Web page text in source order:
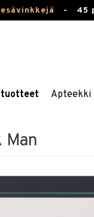
- 45
Apteekki
Man